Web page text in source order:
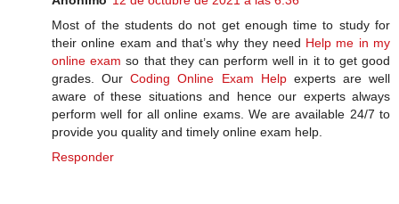
Most of the students do not get enough time to study for
their online exam and that’s why they need Help me in my
online exam so that they can perform well in it to get good
grades. OurCoding Online Exam Helpexperts are well
aware of these situations and hence our experts always
perform well for all online exams. We are available 24/7 to
provide you quality and timely online exam help.
Responder